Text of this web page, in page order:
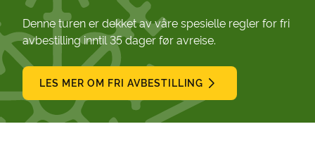
Denne turen er dekket av våre spesielle regler for fri
avbestilling inntil 35 dager før avreise.
LES MER OM FRI AVBESTILLING